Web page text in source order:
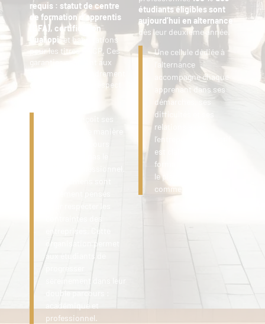
requis : statut de centre
de formation d’apprentis
(CFA), certification
Qualiopi, et habilitations
pour les titres RNCP. Ces
garanties assurent aux
étudiants un encadrement
de qualité dans le respect
L’école conçoit ses
Les examens sont
contraintes des
entreprises. Cette
organisation permet
aux étudiants de
double parcours :
académique et
professionnel.
étudiants éligibles sont
aujourd’hui en alternance
dès leur deuxième année.
Une cellule dédiée à
l’alternance
accompagne chaque
apprenant dans ses
démarches, ses
difficultés et ses
relations avec
l’entreprise. L’objectif
est clair : garantir une
formation réussie, sur
le plan scolaire
comme professionnel.